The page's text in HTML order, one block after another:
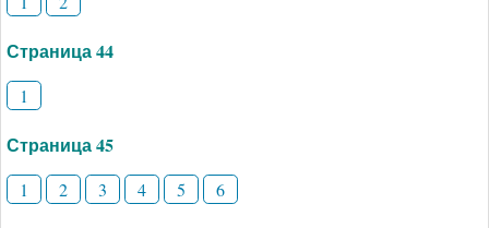
Страница 44
1
Страница 45
1 2 3 4 5 6